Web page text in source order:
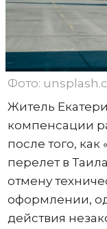
Фото:
Житель
компенсации
после того,
перелет в
отмену
оформлении,
действия